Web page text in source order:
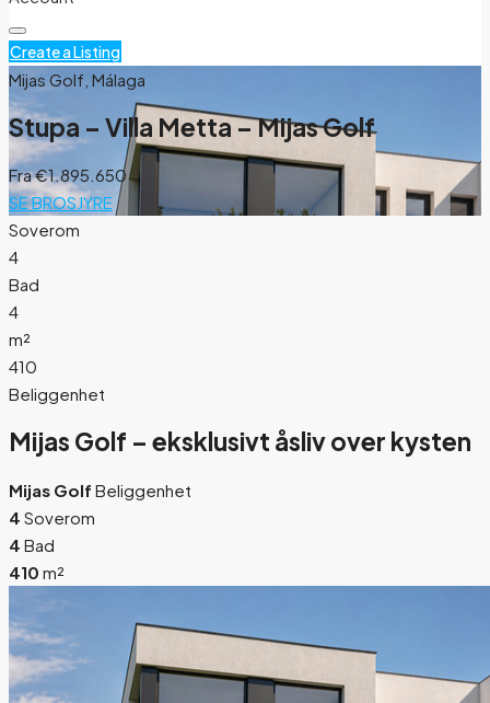
Create a Listing
Mijas Golf, Málaga
Stupa – Villa Metta – Mijas Golf
Fra€1.895.650
SE BROSJYRE
Soverom
4
Bad
4
m²
410
Beliggenhet
Mijas Golf – eksklusivt åsliv over kysten
Mijas Golf Beliggenhet
4 Soverom
4 Bad
410 m²